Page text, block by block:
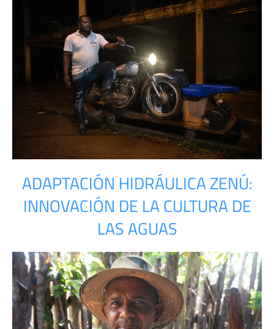
ADAPTACIÓN HIDRÁULICA ZENÚ:
INNOVACIÓN DE LA CULTURA DE
LAS AGUAS